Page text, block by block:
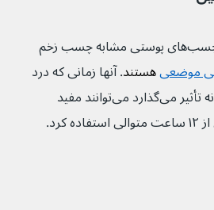
چسب‌های لیدوکائین٬ چسب‌های پوستی مشابه چسب زخم
هستند. آنها زمانی که درد
بر خواب یا فعالیت روزانه تأثیر می‌گذارد می‌توانند مفید